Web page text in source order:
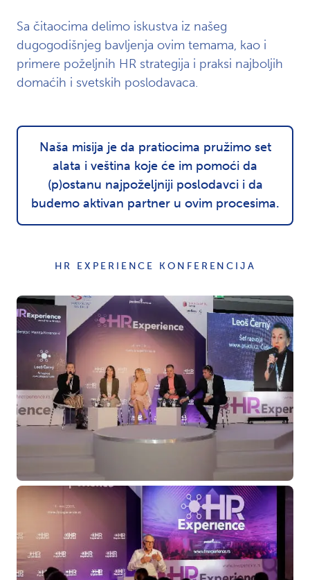
Sa čitaocima delimo iskustva iz našeg
dugogodišnjeg bavljenja ovim temama, kao i
primere poželjnih HR strategija i praksi najboljih
domaćih i svetskih poslodavaca.
Naša misija je da pratiocima pružimo set
alata i veština koje će im pomoći da
(p)ostanu najpoželjniji poslodavci i da
budemo aktivan partner u ovim procesima.
HR EXPERIENCE KONFERENCIJA